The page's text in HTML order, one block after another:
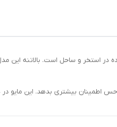
در استخر و ساحل است. بالاتنه این
اطمینان بیشتری بدهد. این مایو در